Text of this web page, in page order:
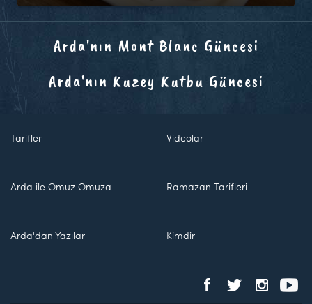
Arda'nın Mont Blanc Güncesi
Arda'nın Kuzey Kutbu Güncesi
Tarifler Videolar
Arda ile Omuz Omuza Ramazan Tarifleri
Arda'dan Yazılar Kimdir